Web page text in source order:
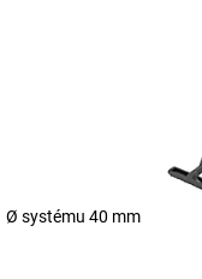
Ø systému 40 mm